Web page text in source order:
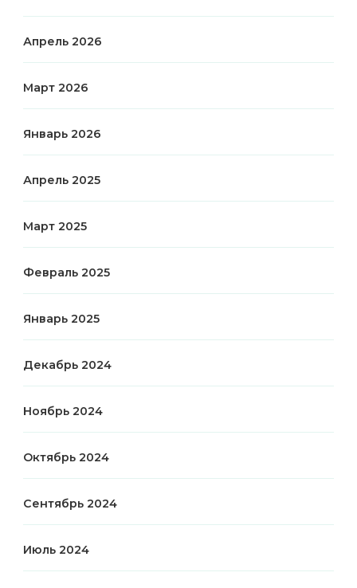
Апрель 2026
Март 2026
Январь 2026
Апрель 2025
Март 2025
Февраль 2025
Январь 2025
Декабрь 2024
Ноябрь 2024
Октябрь 2024
Сентябрь 2024
Июль 2024